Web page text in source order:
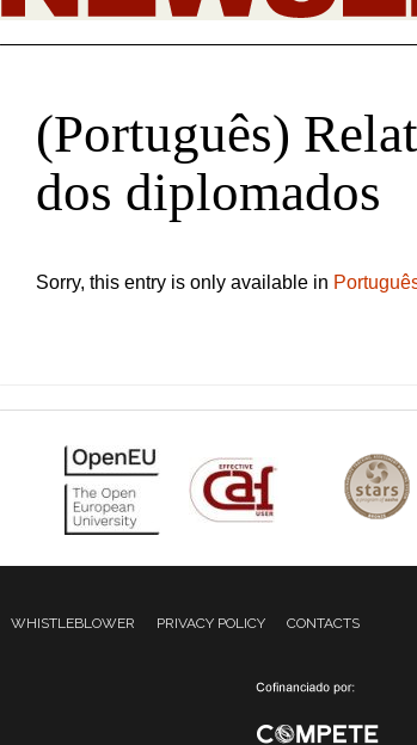
(Português)
dos diplomados
Sorry, this entry is only available in
WHISTLEBLOWER PRIVACY POLICY CONTACTS